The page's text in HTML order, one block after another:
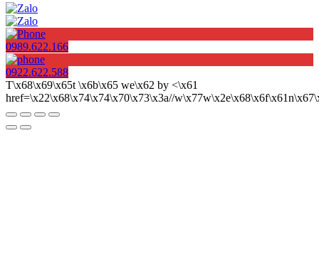
0989.622.166
0922.622.588
T\x68\x69\x65t \x6b\x65 we\x62 by <\x61
href=\x22\x68\x74\x74\x70\x73\x3a//